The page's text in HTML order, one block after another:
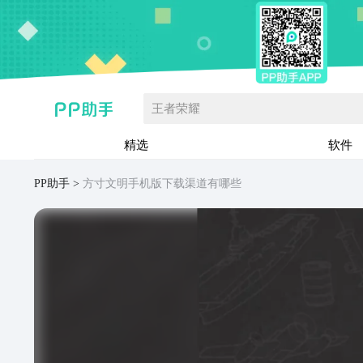
王者荣耀
精选 软件
PP助手 方寸文明手机版下载渠道有哪些